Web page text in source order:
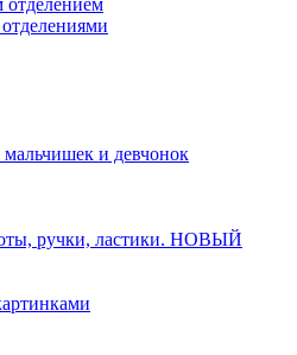
и девчонок
ручки, ластики. НОВЫЙ